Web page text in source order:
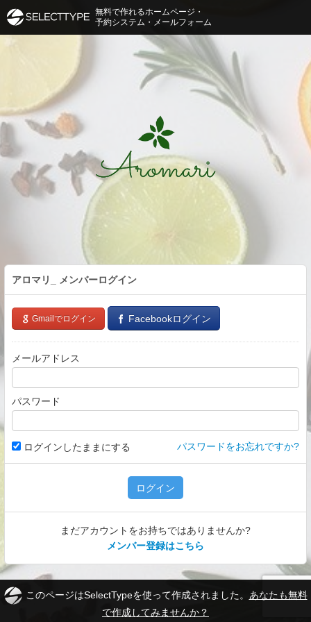
アロマリ_ メンバーログイン
Gmailでログイン Facebookログイン
メールアドレス
パスワード
ログインしたままにする パスワードをお忘れですか?
ログイン
まだアカウントをお持ちではありませんか?
メンバー登録はこちら
無料で作れるホームページ・
予約システム・メールフォーム
このページはSelectTypeを使って作成されました。 あなたも無料
で作成してみませんか？